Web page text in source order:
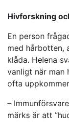
Hivforskning
En person
med hårbotten,
klåda. Helena
vanligt när man
ofta
–
märks är att